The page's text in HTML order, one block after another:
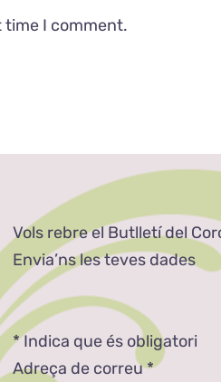
time I comment.
Vols rebre el Butlletí del
Envia’ns les teves dades
*Indica que és obligatori
Adreça de correu*